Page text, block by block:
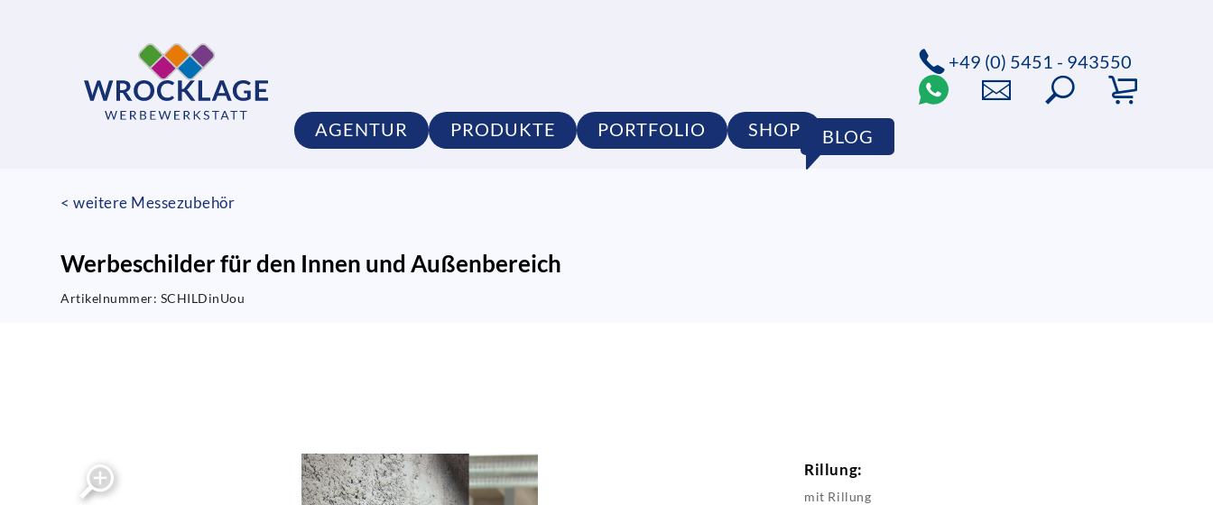
AGENTUR PRODUKTE PORTFOLIO SHOP BLOG
+49 (0) 5451 - 943550
< weitere Messezubehör
Werbeschilder für den Innen und Außenbereich
Artikelnummer: SCHILDinUou
Rillung:
mit Rillung